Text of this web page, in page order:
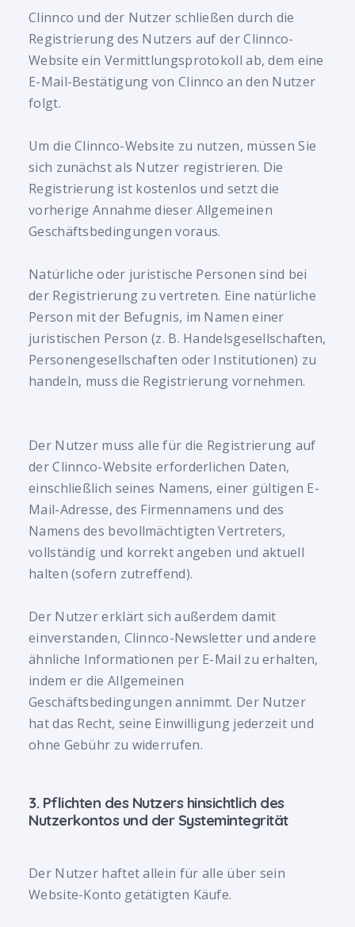
Clinnco und der Nutzer schließen durch die
Registrierung des Nutzers auf der Clinnco-
Website ein Vermittlungsprotokoll ab, dem eine
E-Mail-Bestätigung von Clinnco an den Nutzer
folgt.
Um die Clinnco-Website zu nutzen, müssen Sie
sich zunächst als Nutzer registrieren. Die
Registrierung ist kostenlos und setzt die
vorherige Annahme dieser Allgemeinen
Geschäftsbedingungen voraus.
Natürliche oder juristische Personen sind bei
der Registrierung zu vertreten. Eine natürliche
Person mit der Befugnis, im Namen einer
juristischen Person (z. B. Handelsgesellschaften,
Personengesellschaften oder Institutionen) zu
handeln, muss die Registrierung vornehmen.
Der Nutzer muss alle für die Registrierung auf
der Clinnco-Website erforderlichen Daten,
einschließlich seines Namens, einer gültigen E-
Mail-Adresse, des Firmennamens und des
Namens des bevollmächtigten Vertreters,
vollständig und korrekt angeben und aktuell
halten (sofern zutreffend).
Der Nutzer erklärt sich außerdem damit
einverstanden, Clinnco-Newsletter und andere
ähnliche Informationen per E-Mail zu erhalten,
indem er die Allgemeinen
Geschäftsbedingungen annimmt. Der Nutzer
hat das Recht, seine Einwilligung jederzeit und
ohne Gebühr zu widerrufen.
3. Pflichten des Nutzers hinsichtlich des
Nutzerkontos und der Systemintegrität
Der Nutzer haftet allein für alle über sein
Website-Konto getätigten Käufe.